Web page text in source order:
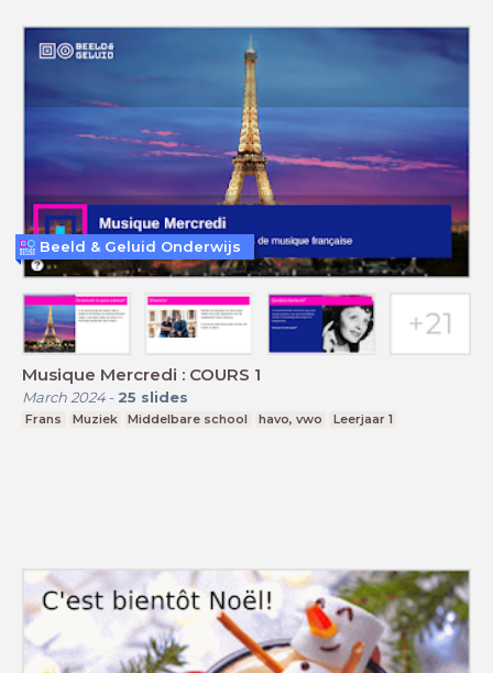
Musique Mercredi : COURS 1
March 2024- 25 slides
Frans Muziek Middelbare school havo, vwo Leerjaar 1
Beeld & Geluid Onderwijs